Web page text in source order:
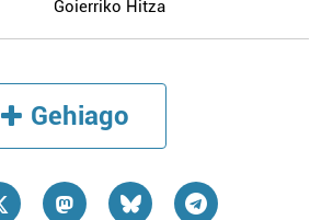
Goierriko Hitza
Gehiago